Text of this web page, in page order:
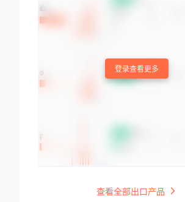
登录查看更多
查看全部出口产品